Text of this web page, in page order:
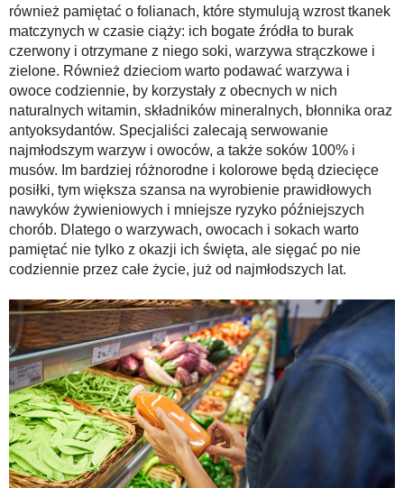
również pamiętać o folianach, które stymulują wzrost tkanek
matczynych w czasie ciąży: ich bogate źródła to burak
czerwony i otrzymane z niego soki, warzywa strączkowe i
zielone. Również dzieciom warto podawać warzywa i
owoce codziennie, by korzystały z obecnych w nich
naturalnych witamin, składników mineralnych, błonnika oraz
antyoksydantów. Specjaliści zalecają serwowanie
najmłodszym warzyw i owoców, a także soków 100% i
musów. Im bardziej różnorodne i kolorowe będą dziecięce
posiłki, tym większa szansa na wyrobienie prawidłowych
nawyków żywieniowych i mniejsze ryzyko późniejszych
chorób. Dlatego o warzywach, owocach i sokach warto
pamiętać nie tylko z okazji ich święta, ale sięgać po nie
codziennie przez całe życie, już od najmłodszych lat.